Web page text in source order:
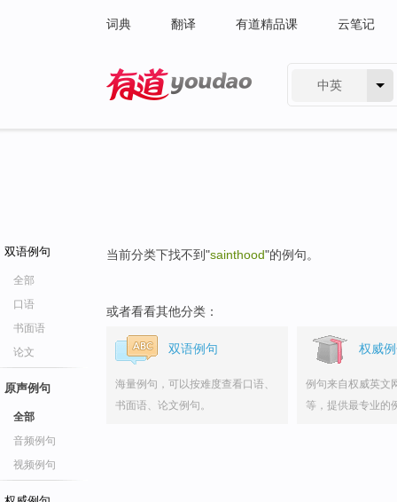
词典 翻译 有道精品课 云笔记
中英
双语例句
全部
口语
书面语
论文
原声例句
全部
音频例句
视频例句
当前分类下找不到"sainthood"的例句。
或者看看其他分类：
双语例句
海量例句，可以按难度查看口语、
书面语、论文例句。
权威
例句来自权威英文
等，提供最专业的